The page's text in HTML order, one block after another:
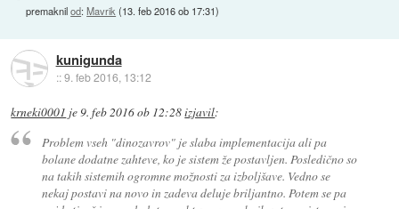
premaknilod:Mavrik(13. feb 2016 ob 17:31)
kunigunda
::9. feb 2016, 13:12
krneki0001 je9. feb 2016 ob 12:28izjavil:
Problem vseh "dinozavrov" je slaba implementacija ali pa
bolane dodatne zahteve, ko je sistem že postavljen. Posledično so
na takih sistemih ogromne možnosti za izboljšave. Vedno se
nekaj postavi na novo in zadeva deluje briljantno. Potem se pa